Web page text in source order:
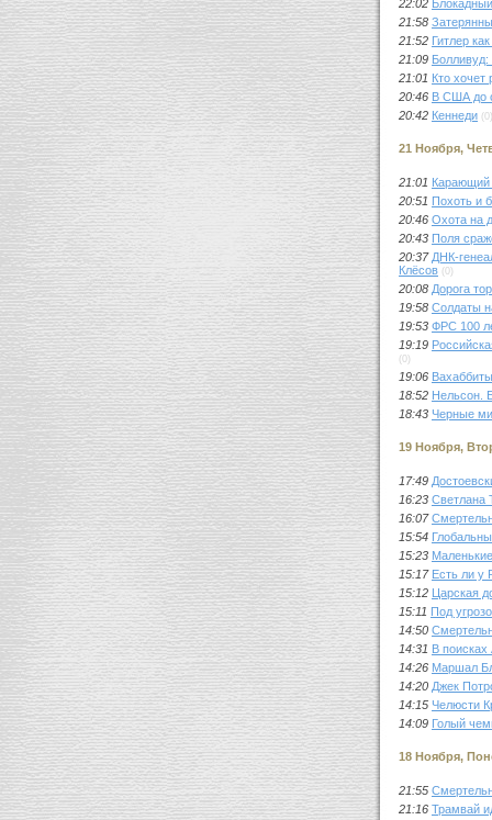
22:02
21:58
21:52 Гитлер
21:09
21:01 Кто хочет
20:46 В США до
20:42 Кеннеди (0)
21 Ноября,
21:01 Карающий
20:51 Похоть и
20:46 Охота на
20:43 Поля
20:37 ДНК-
Клёсов (0)
20:08 Дорога
19:58 Солдаты
19:53 ФРС 100
19:19
(0)
19:06
18:52 Нельсон.
18:43 Черные
19 Ноября,
17:49
16:23 Светлана
16:07
15:54
15:23
15:17 Есть ли у
15:12 Царская
15:11 Под
14:50
14:31 В
14:26 Маршал
14:20 Джек
14:15 Челюсти
14:09 Голый
18 Ноября,
21:55
21:16 Трамвай